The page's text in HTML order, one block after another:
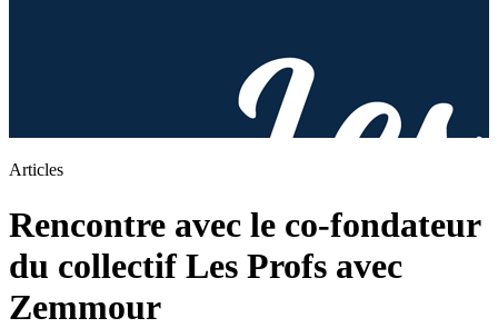
Articles
Rencontre avec le co-fondateur
du collectif Les Profs avec
Zemmour